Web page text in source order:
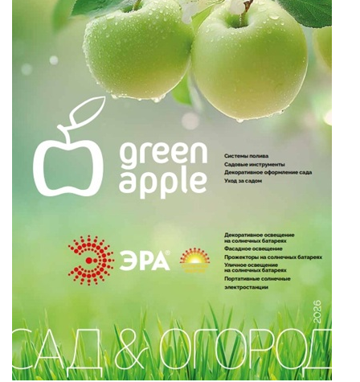
ИСТОЧНИКИ СВЕТА
КАБЕЛЕНЕСУЩИЕ СИСТЕМЫ
КАБЕЛЬ
КЛЕЙКИЕ ЛЕНТЫ
ЛИНЕЙНЫЕ СВЕТОДИОДНЫЕ
СВЕТИЛЬНИКИ
ЛЮСТРЫ
МОДУЛЬНЫЕ СИСТЕМЫ
ОСВЕЩЕНИЯ (LED МОДУЛИ)